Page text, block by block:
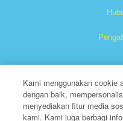
Kami menggunakan cookie
dengan baik,
menyediakan fitur media
kami. Kami juga berbagi